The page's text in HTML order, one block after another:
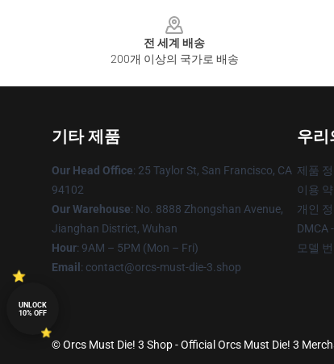
전 세계 배송
200개 이상의 국가로 배송
기타 제품
Our Head Office: 25 Taylor St, San Francisco, CA
94102
Our Warehouse: No. 8888 Zhongshan Avenue,
Jianghan District, Wuhan
Hour: 9AM – 5PM (Mon – Fri)
Email : contact@orcs-must-die-3.shop
우리
제품 정
이용
개인
DMCA
모델
© Orcs Must Die! 3 Shop - Official Orcs Must Die! 3
UNLOCK
10% OFF